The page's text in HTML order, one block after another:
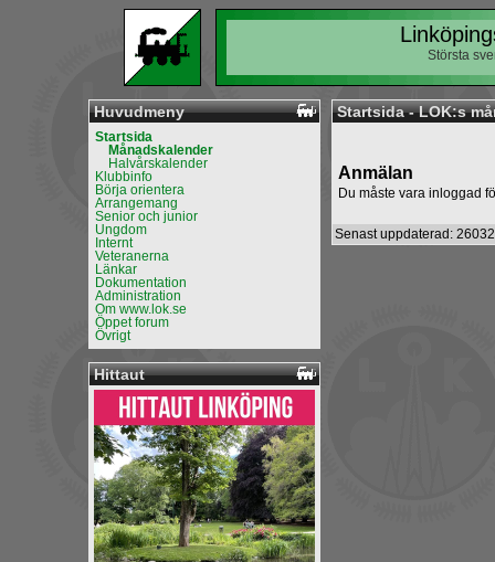
Största
Huvudmeny
Startsida
Månadskalender
Halvårskalender
Klubbinfo
Börja orientera
Arrangemang
Senior och junior
Ungdom
Internt
Veteranerna
Länkar
Dokumentation
Administration
Om www.lok.se
Öppet forum
Övrigt
Hittaut
Startsida - LOK:s
Anmälan
Du måste vara inloggad
Senast uppdaterad: